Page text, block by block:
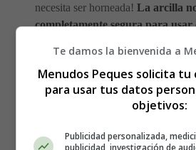
necesita ser horneada! La arcilla
completamente segura para
cuando se trata de la delicada piel
✋🦶 Crea Huellas y
Te damos la bienvenida a
Menudos Peques solicita
para usar tus datos
objetivos:
Publicidad personalizada,
publicidad, investigación de